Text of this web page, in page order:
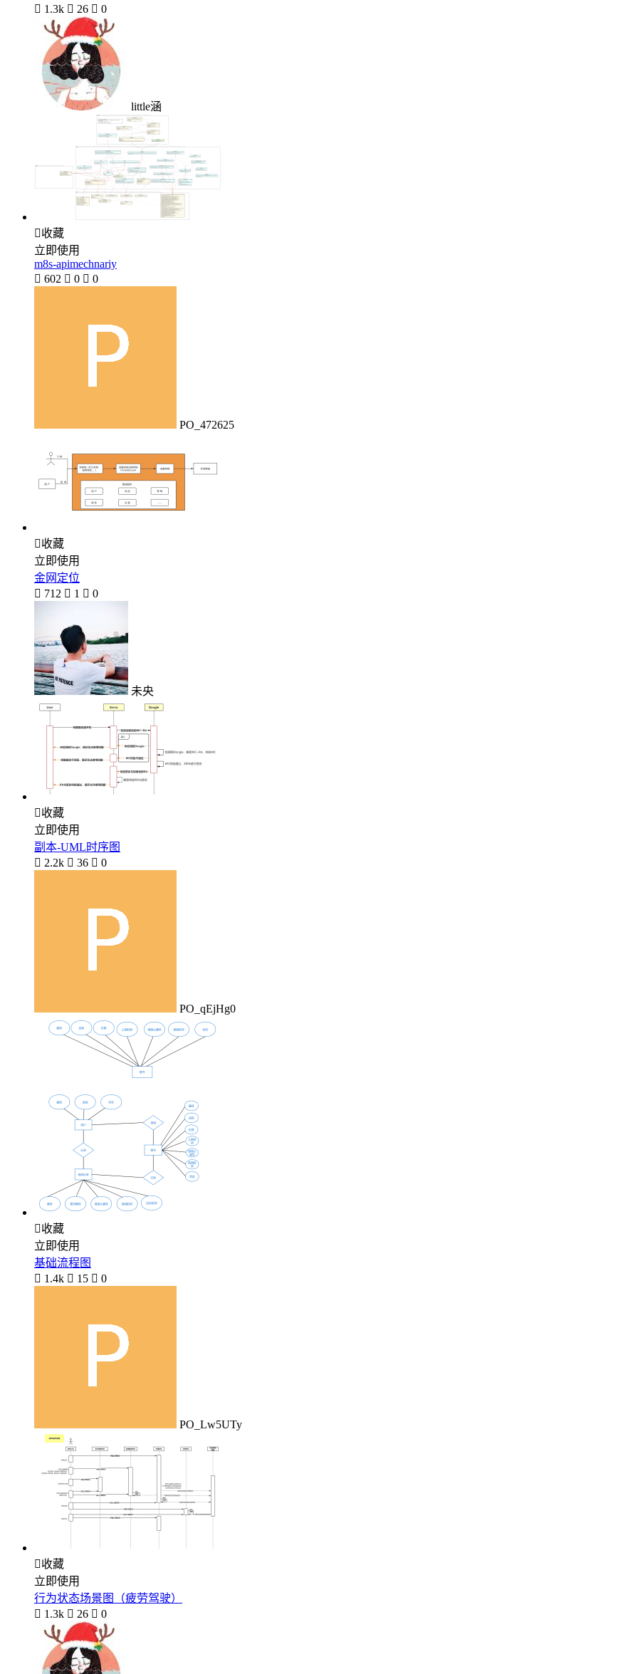
 1.3k  26  0
little涵
收藏
立即使用
m8s-apimechnariy
 602  0  0
PO_472625
收藏
立即使用
金网定位
 712  1  0
未央
收藏
立即使用
副本-UML时序图
 2.2k  36  0
PO_qEjHg0
收藏
立即使用
基础流程图
 1.4k  15  0
PO_Lw5UTy
收藏
立即使用
行为状态场景图（疲劳驾驶）
 1.3k  26  0